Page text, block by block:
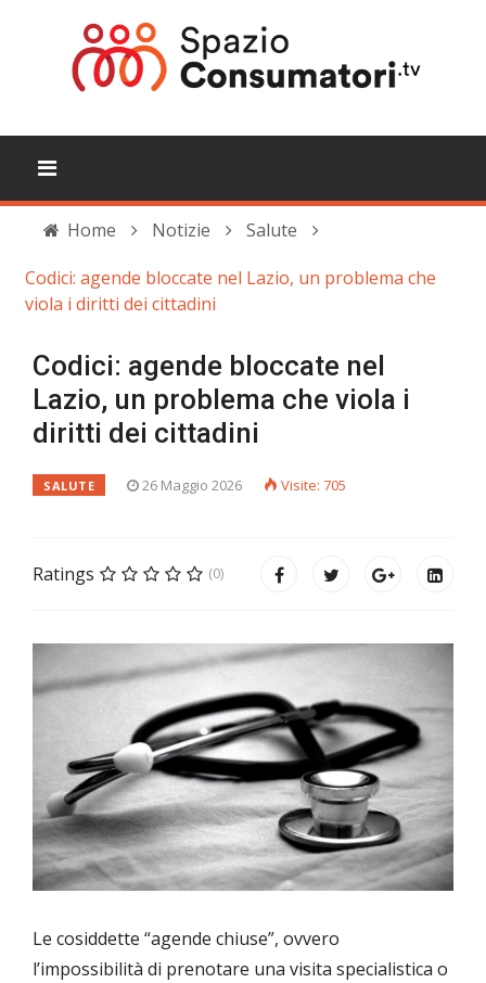
Home Notizie
Salute
Codici: agende bloccate nel Lazio, un problema che
viola i diritti dei cittadini
Codici: agende bloccate nel
Lazio, un problema che viola i
diritti dei cittadini
SALUTE 26 Maggio 2026 Visite: 705
Ratings (0)
Le cosiddette “agende chiuse”, ovvero
l’impossibilità di prenotare una visita specialistica o